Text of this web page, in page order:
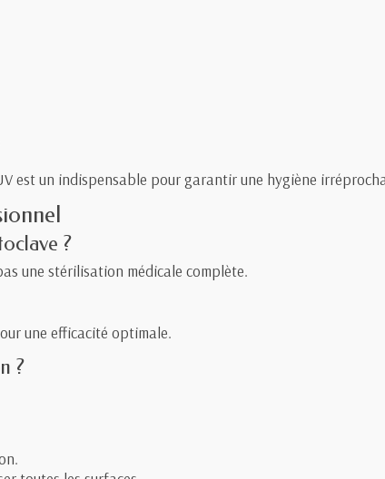
est un indispensable pour garantir une hygiène
?
une stérilisation médicale complète.
une efficacité optimale.
?